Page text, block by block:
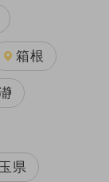
箱根
県